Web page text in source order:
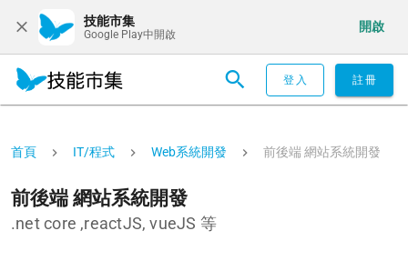
技能市集
Google Play中開啟
開啟
登入 註冊
首頁 IT/程式 Web系統開發 前後端 網站系統開發
前後端 網站系統開發
.net core ,reactJS, vueJS 等